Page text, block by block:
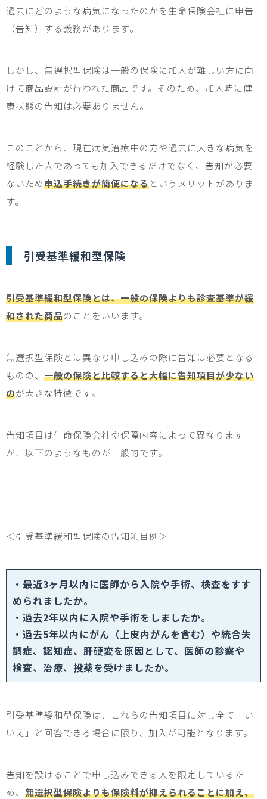
過去にどのような病気になったのかを生命保険会社に申告
（告知）する義務があります。
しかし、無選択型保険は一般の保険に加入が難しい方に向
けて商品設計が行われた商品です。そのため、加入時に健
康状態の告知は必要ありません。
このことから、現在病気治療中の方や過去に大きな病気を
経験した人であっても加入できるだけでなく、告知が必要
ないため申込手続きが簡便になるというメリットがありま
す。
引受基準緩和型保険
引受基準緩和型保険とは、一般の保険よりも診査基準が緩
和された商品のことをいいます。
無選択型保険とは異なり申し込みの際に告知は必要となる
ものの、 一般の保険と比較すると大幅に告知項目が少ない
のが大きな特徴です。
告知項目は生命保険会社や保障内容によって異なります
が、以下のようなものが一般的です。
＜引受基準緩和型保険の告知項目例＞
・最近3ヶ月以内に医師から入院や手術、検査をすす
められましたか。
・過去2年以内に入院や手術をしましたか。
・過去5年以内にがん（上皮内がんを含む）や統合失
調症、認知症、肝硬変を原因として、医師の診察や
検査、治療、投薬を受けましたか。
引受基準緩和型保険は、これらの告知項目に対し全て「い
いえ」と回答できる場合に限り、加入が可能となります。
告知を設けることで申し込みできる人を限定しているた
め、 無選択型保険よりも保険料が抑えられることに加え、